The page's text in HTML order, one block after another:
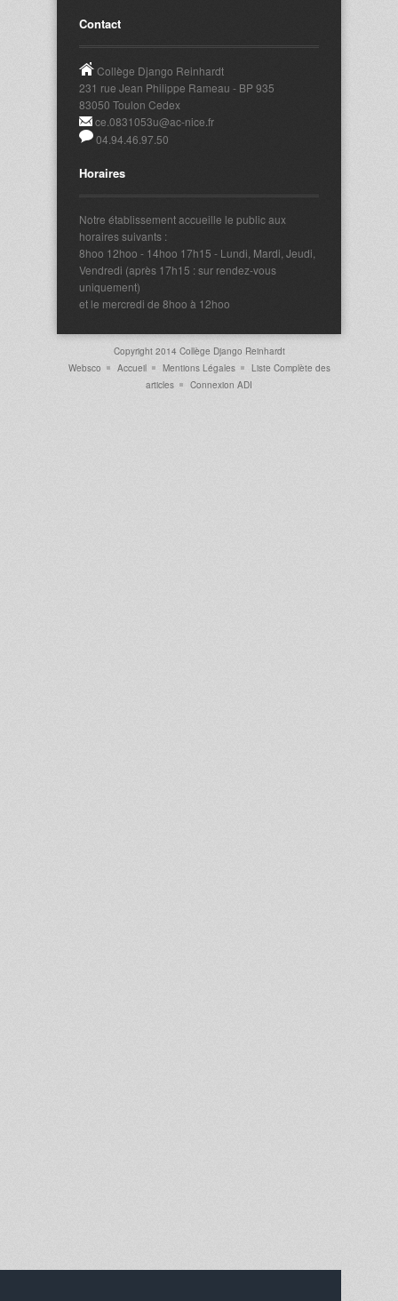
Contact
Collège Django Reinhardt
231 rue Jean Philippe Rameau - BP 935
83050 Toulon Cedex
ce.0831053u@ac-nice.fr
04.94.46.97.50
Horaires
Notre établissement accueille le public aux
horaires suivants :
8hoo 12hoo - 14hoo 17h15 - Lundi, Mardi, Jeudi,
Vendredi (après 17h15 : sur rendez-vous
uniquement)
et le mercredi de 8hoo à 12hoo
Copyright 2014 Collège Django Reinhardt
Websco
Accueil Mentions Légales
Liste Complète des
articles
Connexion ADI